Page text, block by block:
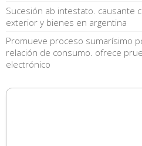
Sucesión ab intestato. causante
exterior y bienes en argentina
Promueve proceso sumarísimo
relación de consumo. ofrece
electrónico